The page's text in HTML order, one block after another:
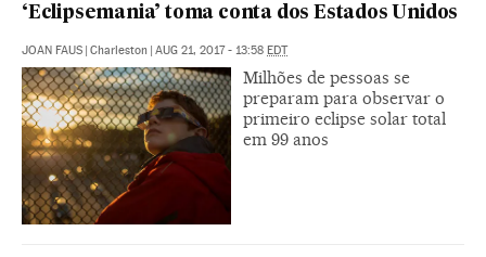
‘Eclipsemania’ toma conta dos Estados Unidos
JOAN FAUS | Charleston | AUG 21, 2017 - 13:58 EDT
Milhões de pessoas se
preparam para observar o
primeiro eclipse solar total
em 99 anos